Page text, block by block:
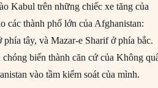
Kabul trên những chiếc xe tăng của
các thành phố lớn của Afghanistan:
tây, và Mazar-e Sharif ở phía bắc.
biến thành căn cứ của Không
vào tầm kiểm soát của mình.